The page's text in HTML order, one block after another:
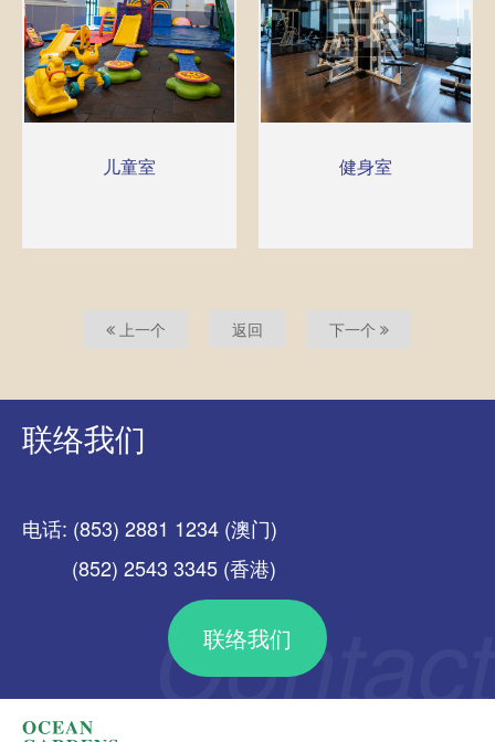
儿童室 健身室
上一个 返回 下一个
联络我们
电话: (853) 2881 1234 (澳门)
(852) 2543 3345 (香港)
联络我们